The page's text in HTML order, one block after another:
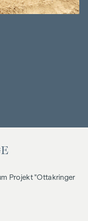
Projekt "Ottakringer